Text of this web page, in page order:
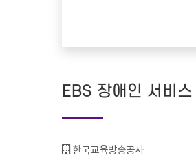
EBS 장애인 서비스
기관명 :
한국교육방송공사